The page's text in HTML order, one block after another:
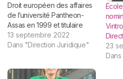
Droit européen des affaires
de l’université Pantheon-
Assas en 1999 et titulaire
d’une licence d’allemand,
Juliette Lallemand Victor (47
de Direction Générale de
13 septembre 2022
Dans "Direction Juridique"
23